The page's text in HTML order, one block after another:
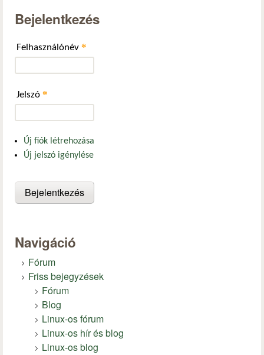
Bejelentkezés
Felhasználónév *
Jelszó *
Új fiók létrehozása
Új jelszó igénylése
Navigáció
Fórum
Friss bejegyzések
Fórum
Blog
Linux-os fórum
Linux-os hír és blog
Linux-os blog